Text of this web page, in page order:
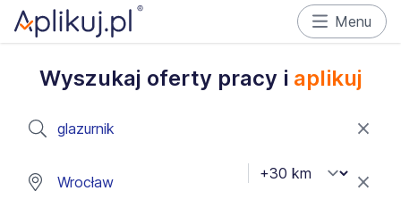
Menu
Wyszukaj oferty pracy i aplikuj